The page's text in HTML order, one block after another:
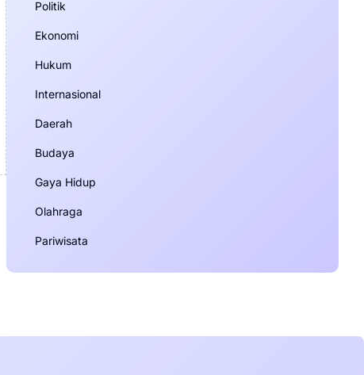
Politik
Ekonomi
Hukum
Internasional
Daerah
Budaya
Gaya Hidup
Olahraga
Pariwisata